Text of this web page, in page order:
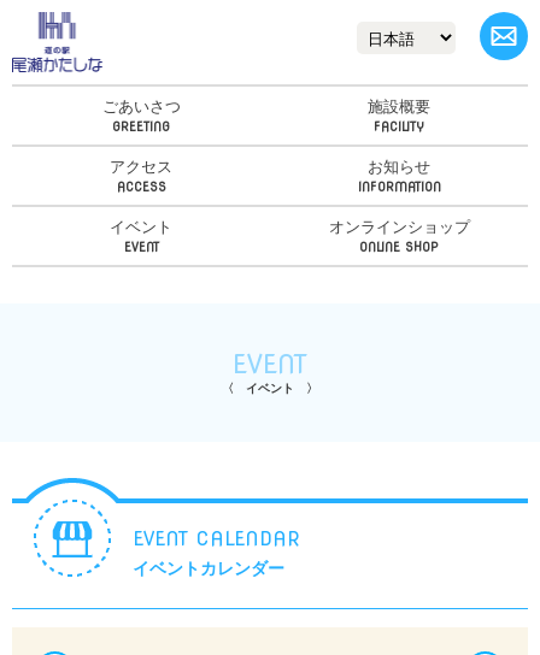
ごあいさつ 施設概要
アクセス お知らせ
イベント オンラインショップ
EVENT
イベント
EVENT CALENDAR
イベントカレンダー